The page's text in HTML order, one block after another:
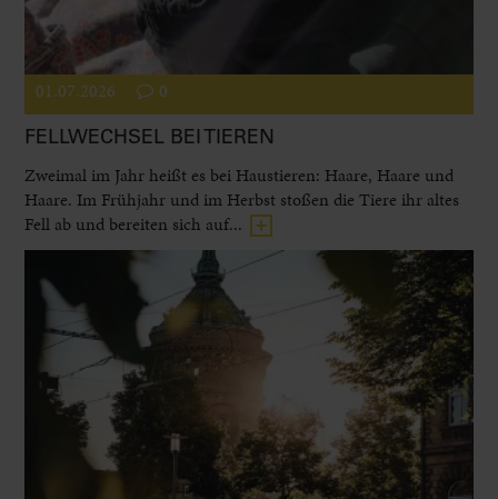
01.07.2026 0
FELLWECHSEL BEI TIEREN
Zweimal im Jahr heißt es bei Haustieren: Haare, Haare und
Haare. Im Frühjahr und im Herbst stoßen die Tiere ihr altes
Fell ab und bereiten sich auf...